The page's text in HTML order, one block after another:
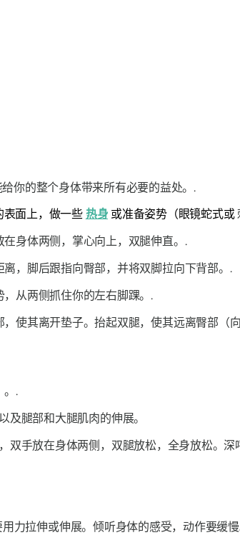
你的整个身体带来所有必要的益处。.
表面上，做一些 热身 或准备姿势（眼镜蛇式或
身体两侧，掌心向上，双腿伸直。.
，脚后跟指向臀部，并将双脚拉向下背部。.
从两侧抓住你的左右脚踝。.
使其离开垫子。抬起双腿，使其远离臀部（
。.
腿部和大腿肌肉的伸展。
手放在身体两侧，双腿放松，全身放松。深
力拉伸或伸展。倾听身体的感受，动作要缓慢